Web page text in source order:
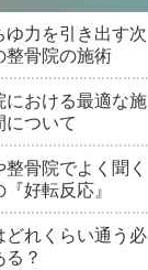
ゆ力を引き出す次
整骨院の施術
における最適な施
について
整骨院でよく聞く
好転反応』
どれくらい通う必
る？